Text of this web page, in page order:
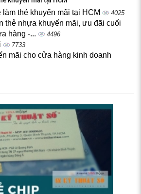
làm thẻ khuyến mãi tại HCM 4025
thẻ nhựa khuyến mãi, ưu đãi cuối
hàng -...
4496
7733
mãi cho cửa hàng kinh doanh